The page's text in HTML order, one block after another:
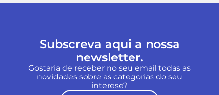
Subscreva aqui a nossa
newsletter.
Gostaria de receber no seu email todas as
novidades sobre as categorias do seu
interese?